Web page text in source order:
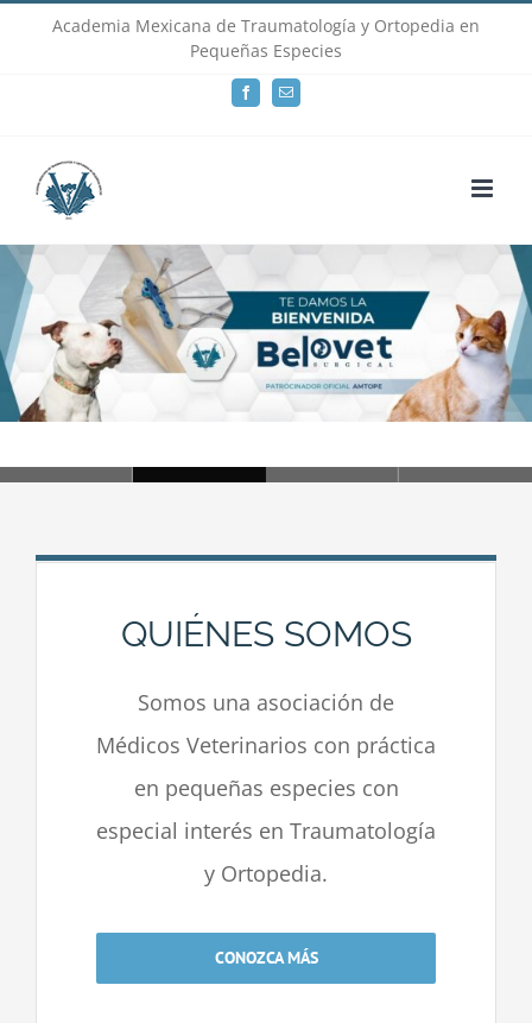
Academia Mexicana de Traumatología y Ortopedia en
Pequeñas Especies
FacebookEmail
Loading...
QUIÉNES SOMOS
Somos una asociación de
Médicos Veterinarios con práctica
en pequeñas especies con
especial interés en Traumatología
y Ortopedia.
CONOZCA MÁS